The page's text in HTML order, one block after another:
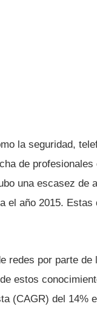
la seguridad,
de
una escasez de
el año 2015.
redes por parte
estos
(CAGR) del 14%